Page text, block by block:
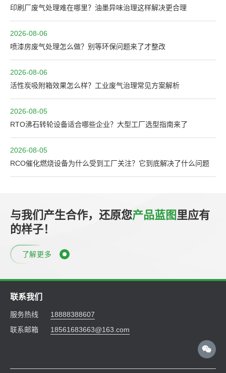
印刷厂废气处理难在哪里？油墨异味治理这样解决更合理
2026-08-06
喷漆房废气处理怎么做？别等环保问题来了才整改
2026-08-06
活性炭吸附箱效果怎么样？工业废气治理常见方案解析
2026-08-05
RTO沸石转轮设备适合哪些企业？大型工厂选型指南来了
2026-08-05
RCO催化燃烧设备为什么受到工厂关注？它到底解决了什么问题
与我们产生合作，还原您产品蓝图里应有
的样子！
了解更多
联系我们
服务热线
18888388607
联系邮箱
18561683663@163.com